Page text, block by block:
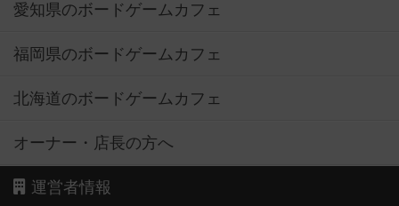
愛知県のボードゲームカフェ
福岡県のボードゲームカフェ
北海道のボードゲームカフェ
オーナー・店長の方へ
運営者情報